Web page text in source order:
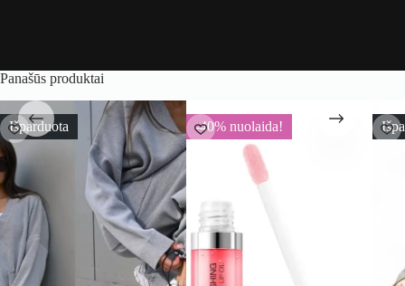
Panašūs produktai
-40% nuolaida!